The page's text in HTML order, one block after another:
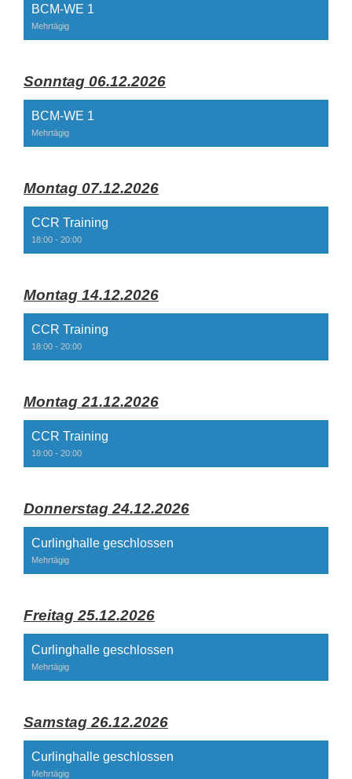
BCM-WE 1
Mehrtägig
Sonntag 06.12.2026
BCM-WE 1
Mehrtägig
Montag 07.12.2026
CCR Training
18:00 - 20:00
Montag 14.12.2026
CCR Training
18:00 - 20:00
Montag 21.12.2026
CCR Training
18:00 - 20:00
Donnerstag 24.12.2026
Curlinghalle geschlossen
Mehrtägig
Freitag 25.12.2026
Curlinghalle geschlossen
Mehrtägig
Samstag 26.12.2026
Curlinghalle geschlossen
Mehrtägig